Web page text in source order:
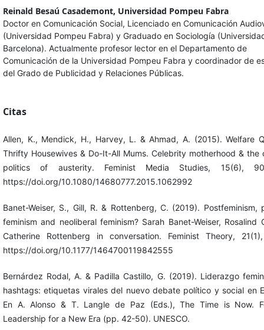
Reinald Besaú Casademont, Universidad Pompeu Fabra
Doctor en Comunicación Social, Licenciado en Comunicación
(Universidad Pompeu Fabra) y Graduado en Sociología
Barcelona). Actualmente profesor lector en el Departamento de
Comunicación de la Universidad Pompeu Fabra y coordinador de
del Grado de Publicidad y Relaciones Públicas.
Citas
Allen, K., Mendick, H., Harvey, L. & Ahmad, A. (2015). Welfare
Thrifty Housewives & Do-It-All Mums. Celebrity motherhood & the
politics of austerity. Feminist Media Studies, 15(6),
https://doi.org/10.1080/14680777.2015.1062992
Banet-Weiser, S., Gill, R. & Rottenberg, C. (2019). Postfeminism,
feminism and neoliberal feminism? Sarah Banet-Weiser, Rosalind
Catherine Rottenberg in conversation. Feminist Theory,
https://doi.org/10.1177/1464700119842555
Bernárdez Rodal, A. & Padilla Castillo, G. (2019). Liderazgo
hashtags: etiquetas virales del nuevo debate político y social en
En A. Alonso & T. Langle de Paz (Eds.), The Time is Now.
Leadership for a New Era (pp. 42-50). UNESCO.